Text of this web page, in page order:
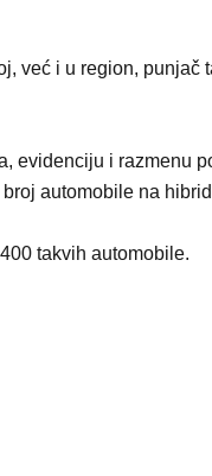
već i u region, punjač
evidenciju i razmenu
automobile na
takvih automobile.